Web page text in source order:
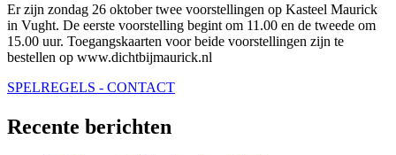
Er zijn zondag 26 oktober twee voorstellingen op Kasteel Maurick
in Vught. De eerste voorstelling begint om 11.00 en de tweede om
15.00 uur. Toegangskaarten voor beide voorstellingen zijn te
bestellen op www.dichtbijmaurick.nl
SPELREGELS - CONTACT
Recente berichten